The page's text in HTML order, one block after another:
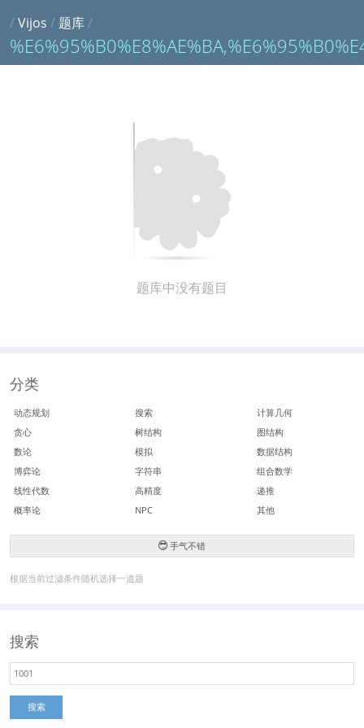
/Vijos / 题库/
题库中没有题目
分类
动态规划 搜索
计算几何
贪心
树结构
图结构
数论
模拟
数据结构
博弈论
字符串
组合数学
线性代数
高精度
递推
概率论
NPC 其他
手气不错
根据当前过滤条件随机选择一道题
搜索
搜索